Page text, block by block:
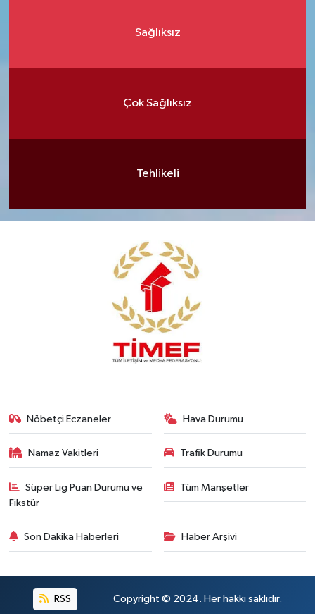
Sağlıksız
Çok Sağlıksız
Tehlikeli
Nöbetçi Eczaneler Hava Durumu
Namaz Vakitleri Trafik Durumu
Süper Lig Puan Durumu ve
Fikstür
Tüm Manşetler
Son Dakika Haberleri Haber Arşivi
RSS Copyright © 2024. Her hakkı saklıdır.